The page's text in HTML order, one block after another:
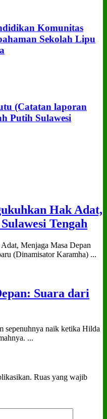
Komunitas
Sekolah Lipu
(Catatan laporan
Putih Sulawesi
Hak Adat,
Tengah
Menjaga Masa Depan
(Dinamisator Karamha) ...
Suara dari
sepenuhnya naik ketika Hilda
...
Ruas yang wajib